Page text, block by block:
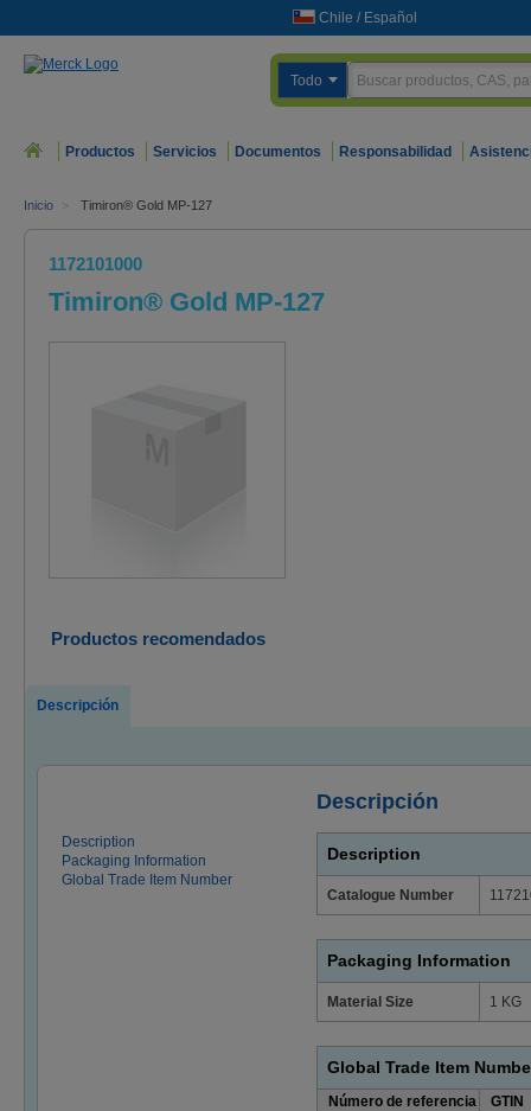
Chile / Español
Todo
Productos Servicios Documentos Responsabilidad
Inicio > Timiron® Gold MP-127
1172101000
Timiron® Gold MP-127
Productos recomendados
Descripción
Descripción
Description
Packaging Information
Global Trade Item Number
Description
Catalogue Number
Packaging Information
Material Size 1 KG
Global Trade Item
Número de referencia
GTIN